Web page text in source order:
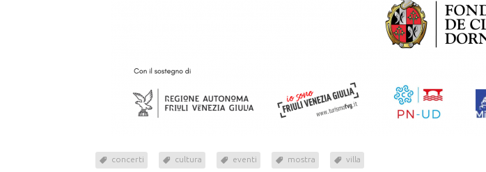
concerti cultura eventi mostra villa